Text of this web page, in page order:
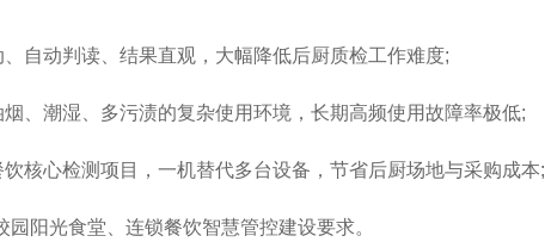
动判读、结果直观，大幅降低后厨质检工作难度;
潮湿、多污渍的复杂使用环境，长期高频使用故障率极低;
心检测项目，一机替代多台设备，节省后厨场地与采购成本;
阳光食堂、连锁餐饮智慧管控建设要求。